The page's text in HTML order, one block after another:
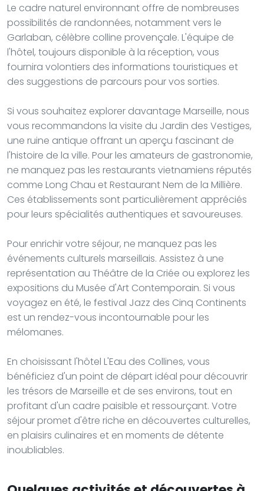
Le cadre naturel environnant offre de nombreuses
possibilités de randonnées, notamment vers le
Garlaban, célèbre colline provençale. L'équipe de
l'hôtel, toujours disponible à la réception, vous
fournira volontiers des informations touristiques et
des suggestions de parcours pour vos sorties.
Si vous souhaitez explorer davantage Marseille, nous
vous recommandons la visite du Jardin des Vestiges,
une ruine antique offrant un aperçu fascinant de
l'histoire de la ville. Pour les amateurs de gastronomie,
ne manquez pas les restaurants vietnamiens réputés
comme Long Chau et Restaurant Nem de la Millière.
Ces établissements sont particulièrement appréciés
pour leurs spécialités authentiques et savoureuses.
Pour enrichir votre séjour, ne manquez pas les
événements culturels marseillais. Assistez à une
représentation au Théâtre de la Criée ou explorez les
expositions du Musée d'Art Contemporain. Si vous
voyagez en été, le festival Jazz des Cinq Continents
est un rendez-vous incontournable pour les
mélomanes.
En choisissant l'hôtel L'Eau des Collines, vous
bénéficiez d'un point de départ idéal pour découvrir
les trésors de Marseille et de ses environs, tout en
profitant d'un cadre paisible et ressourçant. Votre
séjour promet d'être riche en découvertes culturelles,
en plaisirs culinaires et en moments de détente
inoubliables.